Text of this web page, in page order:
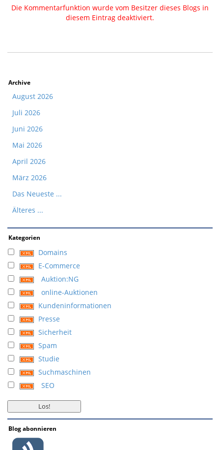
Die Kommentarfunktion wurde vom Besitzer dieses Blogs in
diesem Eintrag deaktiviert.
Archive
August 2026
Juli 2026
Juni 2026
Mai 2026
April 2026
März 2026
Das Neueste ...
Älteres ...
Kategorien
Domains
E-Commerce
Auktion:NG
online-Auktionen
Kundeninformationen
Presse
Sicherheit
Spam
Studie
Suchmaschinen
SEO
Blog abonnieren